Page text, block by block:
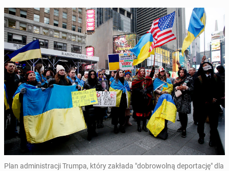
Plan administracji Trumpa, który zakłada "dobrowolną deportację" dla